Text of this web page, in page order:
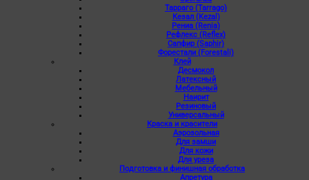
Тарраго (Tarrago)
Кезал (Kezal)
Рениа (Renia)
Рефлекс (Reflex)
Сапфир (Saphir)
Форестали (Forestali)
Клей
Десмокол
Латексный
Мебельный
Наирит
Резиновый
Универсальный
Краска и красители
Аэрозольная
Для замши
Для кожи
Для уреза
Подготовка и финишная обработка
Апретура